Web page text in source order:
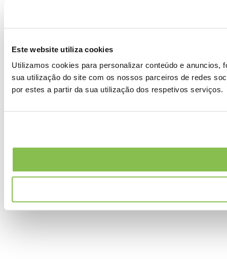
Este website utiliza cookies
Utilizamos cookies para personalizar conteúdo e anuncios,
sua utilização do site com os nossos parceiros de redes
por estes a partir da sua utilização dos respetivos serviços.